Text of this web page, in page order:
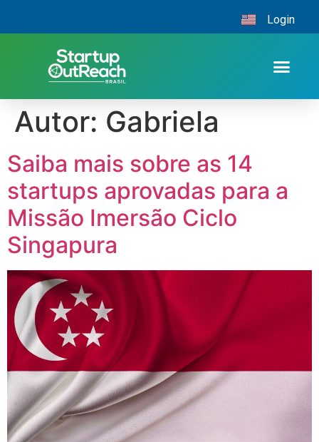
Login
Autor: Gabriela
Saiba mais sobre as 14
startups aprovadas para a
Missão Imersão Ciclo
Singapura